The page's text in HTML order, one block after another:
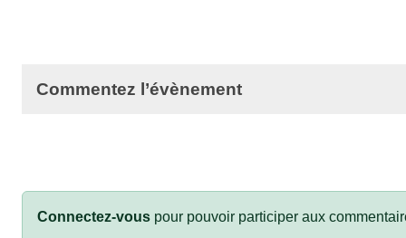
Commentez l’évènement
Connectez-vous pour pouvoir participer aux